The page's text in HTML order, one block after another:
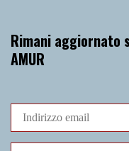
Rimani aggiornato
AMUR